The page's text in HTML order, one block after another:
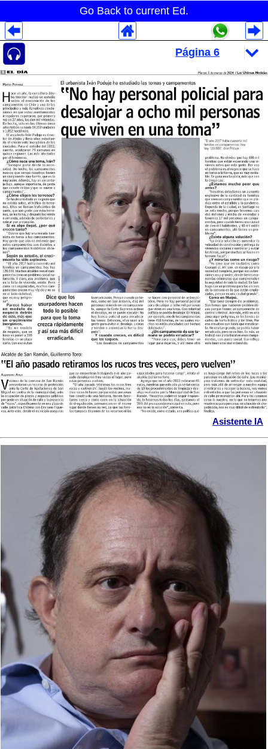
Go Back to current Ed.
Asistente IA
Despliegues Analytics
Despliegues Totales
Despliegues por Rubros